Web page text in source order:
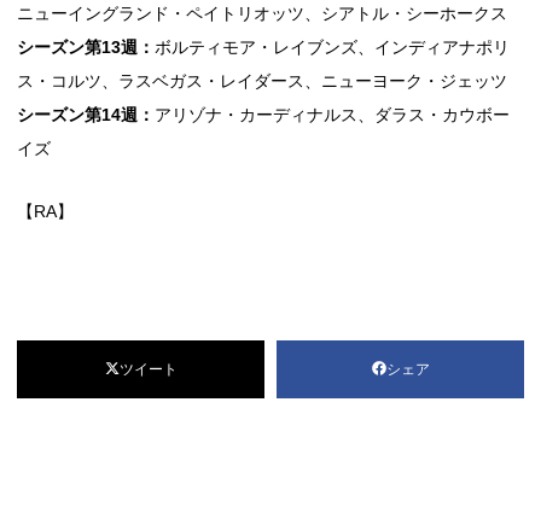
ニューイングランド・ペイトリオッツ、シアトル・シーホークス
シーズン第13週： ボルティモア・レイブンズ、インディアナポリ
ス・コルツ、ラスベガス・レイダース、ニューヨーク・ジェッツ
シーズン第14週： アリゾナ・カーディナルス、ダラス・カウボー
イズ
【RA】
ツイート シェア